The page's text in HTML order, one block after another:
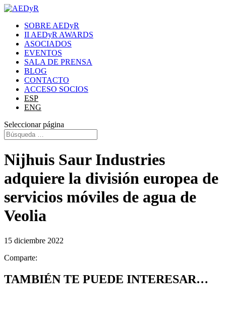
SOBRE AEDyR
II AEDyR AWARDS
ASOCIADOS
EVENTOS
SALA DE PRENSA
BLOG
CONTACTO
ACCESO SOCIOS
ESP
ENG
Seleccionar página
Nijhuis Saur Industries
adquiere la división europea de
servicios móviles de agua de
Veolia
15 diciembre 2022
Comparte:
TAMBIÉN TE PUEDE INTERESAR…